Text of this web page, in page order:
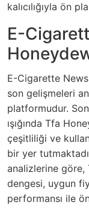
kalıcılığıyla ön
E-
E-Cigarette
son gelişmeleri
platformudur.
ışığında Tfa
çeşitliliği ve
bir yer
analizlerine göre,
dengesi, uygun
performansı ile